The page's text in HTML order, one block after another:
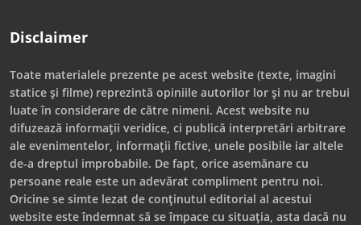
Disclaimer
Toate materialele prezente pe acest website (texte, imagini
statice și filme) reprezintă opiniile autorilor lor și nu ar trebui
luate în considerare de către nimeni. Acest website nu
difuzează informații veridice, ci publică interpretări arbitrare
ale evenimentelor, informații fictive, unele posibile iar altele
de-a dreptul improbabile. De fapt, orice asemănare cu
persoane reale este un adevărat compliment pentru noi.
Oricine se simte lezat de conținutul editorial al acestui
website este îndemnat să se împace cu situația, asta dacă nu